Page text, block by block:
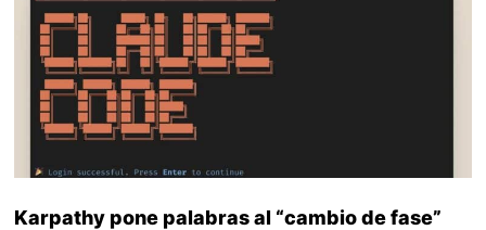
Karpathy pone palabras al “cambio de fase”